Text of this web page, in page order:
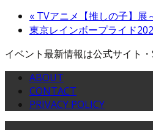
« TVアニメ【推しの子】展
東京レインボープライド
イベント最新情報は公式サイト・
ABOUT
CONTACT
PRIVACY POLICY